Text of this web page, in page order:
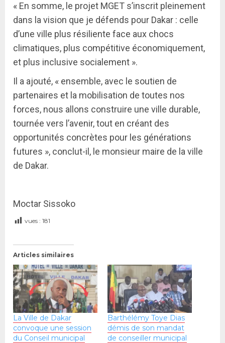
« En somme, le projet MGET s’inscrit pleinement
dans la vision que je défends pour Dakar : celle
d’une ville plus résiliente face aux chocs
climatiques, plus compétitive économiquement,
et plus inclusive socialement ».
Il a ajouté, « ensemble, avec le soutien de
partenaires et la mobilisation de toutes nos
forces, nous allons construire une ville durable,
tournée vers l’avenir, tout en créant des
opportunités concrètes pour les générations
futures », conclut-il, le monsieur maire de la ville
de Dakar.
Moctar Sissoko
vues : 181
Articles similaires
La Ville de Dakar
convoque une session
du Conseil municipal
Barthélémy Toye Dias
démis de son mandat
de conseiller municipal